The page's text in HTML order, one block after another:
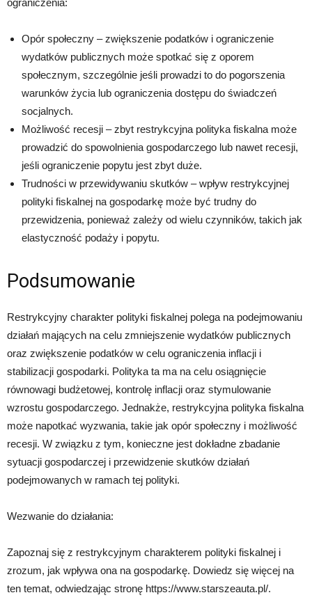
ograniczenia:
Opór społeczny – zwiększenie podatków i ograniczenie
wydatków publicznych może spotkać się z oporem
społecznym, szczególnie jeśli prowadzi to do pogorszenia
warunków życia lub ograniczenia dostępu do świadczeń
socjalnych.
Możliwość recesji – zbyt restrykcyjna polityka fiskalna może
prowadzić do spowolnienia gospodarczego lub nawet recesji,
jeśli ograniczenie popytu jest zbyt duże.
Trudności w przewidywaniu skutków – wpływ restrykcyjnej
polityki fiskalnej na gospodarkę może być trudny do
przewidzenia, ponieważ zależy od wielu czynników, takich jak
elastyczność podaży i popytu.
Podsumowanie
Restrykcyjny charakter polityki fiskalnej polega na podejmowaniu
działań mających na celu zmniejszenie wydatków publicznych
oraz zwiększenie podatków w celu ograniczenia inflacji i
stabilizacji gospodarki. Polityka ta ma na celu osiągnięcie
równowagi budżetowej, kontrolę inflacji oraz stymulowanie
wzrostu gospodarczego. Jednakże, restrykcyjna polityka fiskalna
może napotkać wyzwania, takie jak opór społeczny i możliwość
recesji. W związku z tym, konieczne jest dokładne zbadanie
sytuacji gospodarczej i przewidzenie skutków działań
podejmowanych w ramach tej polityki.
Wezwanie do działania:
Zapoznaj się z restrykcyjnym charakterem polityki fiskalnej i
zrozum, jak wpływa ona na gospodarkę. Dowiedz się więcej na
ten temat, odwiedzając stronę https://www.starszeauta.pl/.